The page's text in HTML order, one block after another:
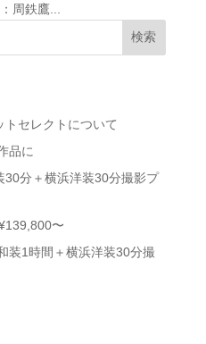
周鉄鷹...
検索
セレクトについて
品に
分＋横浜洋装30分撮影プ
〜
装1時間＋横浜洋装30分撮